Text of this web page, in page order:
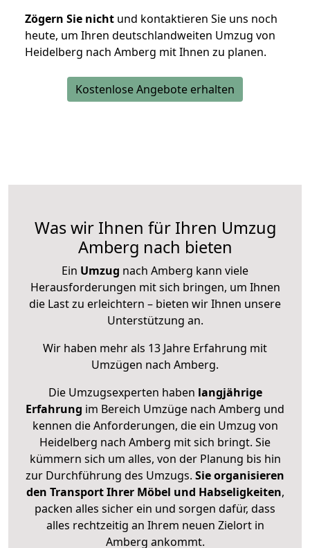
Zögern Sie nicht und kontaktieren Sie uns noch
heute, um Ihren deutschlandweiten Umzug von
Heidelberg nach Amberg mit Ihnen zu planen.
Kostenlose Angebote erhalten
Was wir Ihnen für Ihren Umzug
Amberg nach bieten
Ein Umzug nach Amberg kann viele
Herausforderungen mit sich bringen, um Ihnen
die Last zu erleichtern – bieten wir Ihnen unsere
Unterstützung an.
Wir haben mehr als 13 Jahre Erfahrung mit
Umzügen nach Amberg.
Die Umzugsexperten haben langjährige
Erfahrung im Bereich Umzüge nach Amberg und
kennen die Anforderungen, die ein Umzug von
Heidelberg nach Amberg mit sich bringt. Sie
kümmern sich um alles, von der Planung bis hin
zur Durchführung des Umzugs. Sie organisieren
den Transport Ihrer Möbel und Habseligkeiten,
packen alles sicher ein und sorgen dafür, dass
alles rechtzeitig an Ihrem neuen Zielort in
Amberg ankommt.